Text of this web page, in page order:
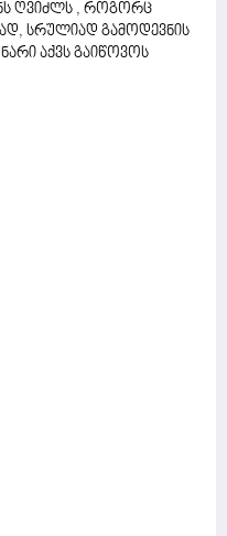
ღვიძლს , როგორც
სრულიად გამოდევნის
აქვს გაიწოვოს